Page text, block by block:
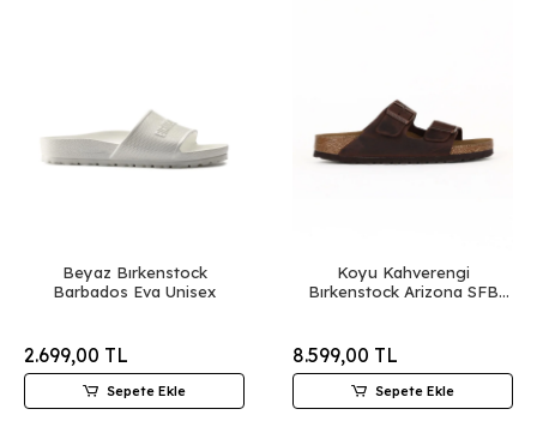
Beyaz Bırkenstock
Barbados Eva Unisex
2.699,00 TL
Sepete Ekle
Koyu Kahverengi
Bırkenstock Arizona SFB
8.599,00 TL
Sepete Ekle